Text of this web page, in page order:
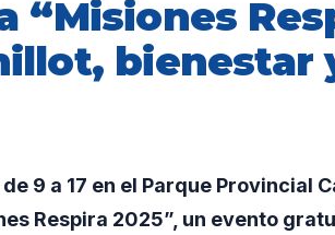
“Misiones
bienestar
9 a 17 en el Parque Provincial
Respira 2025”, un evento